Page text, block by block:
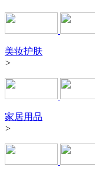
美妆护肤
>
家居用品
>